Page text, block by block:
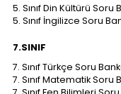
5. Sınıf Din Kültürü Soru
5. Sınıf İngilizce Soru
7.SINIF
7. Sınıf Türkçe Soru
7. Sınıf Matematik Soru